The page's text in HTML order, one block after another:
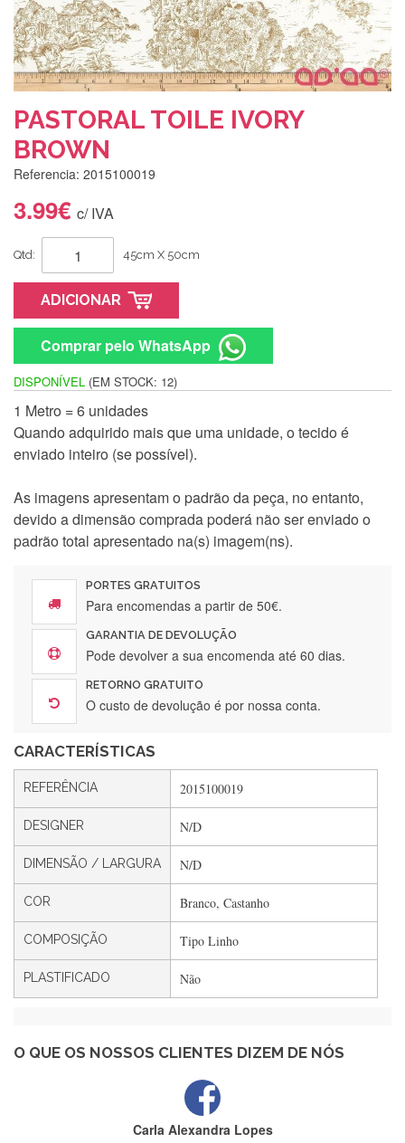
PASTORAL TOILE IVORY
BROWN
Referencia: 2015100019
3.99€ c/ IVA
Qtd: 45cm X 50cm
ADICIONAR
Comprar pelo WhatsApp
DISPONÍVEL (EM STOCK: 12)
1 Metro = 6 unidades
Quando adquirido mais que uma unidade, o tecido é
enviado inteiro (se possível).
As imagens apresentam o padrão da peça, no entanto,
devido a dimensão comprada poderá não ser enviado o
padrão total apresentado na(s) imagem(ns).
PORTES GRATUITOS
Para encomendas a partir de 50€.
GARANTIA DE DEVOLUÇÃO
Pode devolver a sua encomenda até 60 dias.
RETORNO GRATUITO
O custo de devolução é por nossa conta.
CARACTERÍSTICAS
REFERÊNCIA 2015100019
DESIGNER N/D
DIMENSÃO / LARGURA N/D
COR Branco, Castanho
COMPOSIÇÃO Tipo Linho
PLASTIFICADO Não
O QUE OS NOSSOS CLIENTES DIZEM DE NÓS
Encomenda direitinha. Rapidez e segurança. Volto a
encomendar.
Silvia André
Gostei ,Serviço bastante rápido. recomendo
Filipa Freire
Rápido, atendimento 5*. Hoje chegará a segunda encomenda
feita de muitas certamente❤️
estrelas
Carla Alexandra Lopes